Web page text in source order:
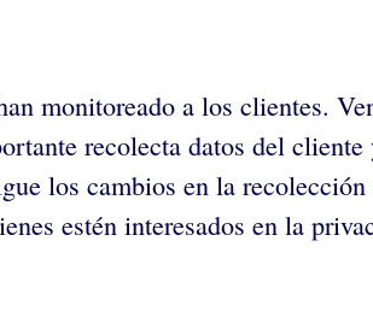
monitoreado a los clientes.
recolecta datos del
los cambios en la
estén interesados en la